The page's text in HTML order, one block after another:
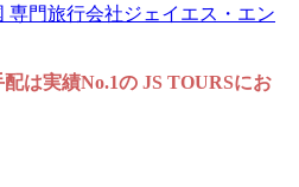
は実績No.1の JS TOURSにお